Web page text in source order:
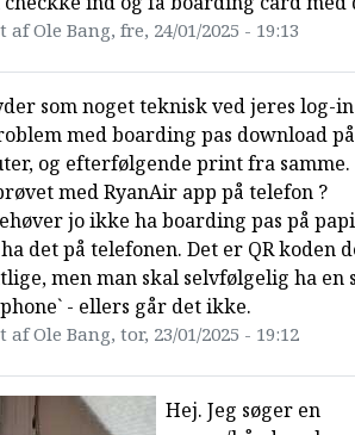
af Ole Bang, fre, 24/01/2025 - 19:13
som noget teknisk ved jeres log-
med boarding pas download
og efterfølgende print fra samme.
med RyanAir app på telefon ?
jo ikke ha boarding pas på
det på telefonen. Det er QR koden
men man skal selvfølgelig ha en
- ellers går det ikke.
af Ole Bang, tor, 23/01/2025 - 19:12
Hej. Jeg søger en